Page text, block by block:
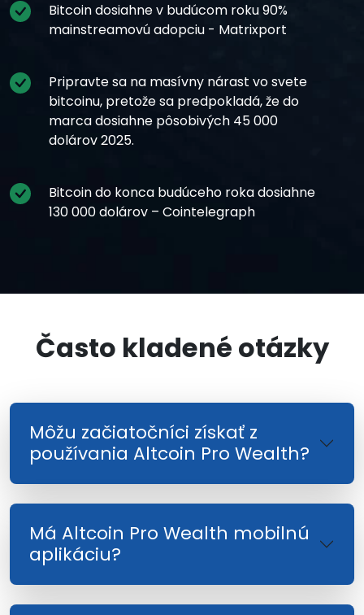
Bitcoin dosiahne v budúcom roku 90%
mainstreamovú adopciu - Matrixport
Pripravte sa na masívny nárast vo svete
bitcoinu, pretože sa predpokladá, že do
marca dosiahne pôsobivých 45 000
dolárov 2025.
Bitcoin do konca budúceho roka dosiahne
130 000 dolárov – Cointelegraph
Často kladené otázky
Môžu začiatočníci získať z
používania Altcoin Pro Wealth?
Má Altcoin Pro Wealth mobilnú
aplikáciu?